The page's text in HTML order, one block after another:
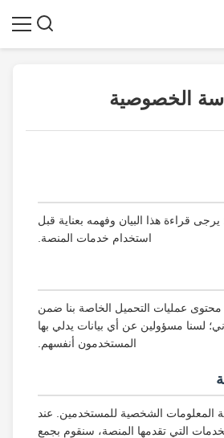
الخصوصية
قراءة هذا البيان وفهمه بعناية قبل
استخدام خدمات المنصة.
عمليات التحميل الخاصة بنا ضمن
لسنا مسؤولين عن أي بيانات يدلي بها
المستخدمون أنفسهم.
المعلومات الشخصية للمستخدمين. عند
التي تقدمها المنصة، سنقوم بجمع